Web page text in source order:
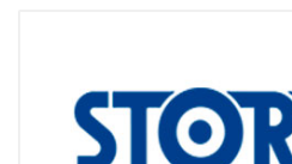
Реанимация
Неонатология